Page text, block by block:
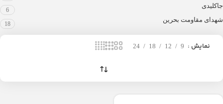
جاکلیدی
6
شهدای مقاومت بحرین
18
نمایش 9
12
18
24